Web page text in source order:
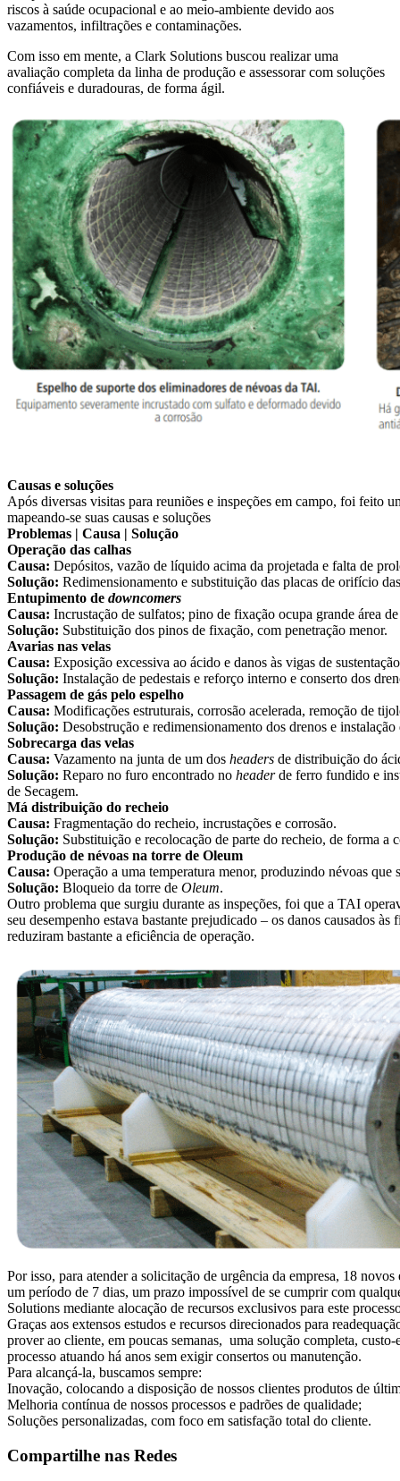
riscos à saúde ocupacional e ao meio-ambiente devido aos
vazamentos, infiltrações e contaminações.
Com isso em mente, a Clark Solutions buscou realizar uma
avaliação completa da linha de produção e assessorar com soluções
confiáveis e duradouras, de forma ágil.
Causas e soluções
Após diversas visitas para reuniões e inspeções em campo, foi feito
mapeando-se suas causas e soluções
Problemas | Causa | Solução
Operação das calhas
Causa: Depósitos, vazão de líquido acima da projetada e falta de
Solução: Redimensionamento e substituição das placas de orifício
Entupimento de downcomers
Causa: Incrustação de sulfatos; pino de fixação ocupa grande área
Solução: Substituição dos pinos de fixação, com penetração menor.
Avarias nas velas
Causa: Exposição excessiva ao ácido e danos às vigas de
Solução: Instalação de pedestais e reforço interno e conserto dos
Passagem de gás pelo espelho
Causa: Modificações estruturais, corrosão acelerada, remoção de
Solução: Desobstrução e redimensionamento dos drenos e
Sobrecarga das velas
Causa: Vazamento na junta de um dos headers de distribuição do
Solução: Reparo no furo encontrado no headerde ferro fundido e
de Secagem.
Má distribuição do recheio
Causa: Fragmentação do recheio, incrustações e corrosão.
Solução: Substituição e recolocação de parte do recheio, de forma a
Produção de névoas na torre de Oleum
Causa: Operação a uma temperatura menor, produzindo névoas que
Solução: Bloqueio da torre de Oleum.
Outro problema que surgiu durante as inspeções, foi que a TAI
seu desempenho estava bastante prejudicado – os danos causados
reduziram bastante a eficiência de operação.
Por isso, para atender a solicitação de urgência da empresa, 18
um período de 7 dias, um prazo impossível de se cumprir com
Solutions mediante alocação de recursos exclusivos para este
Graças aos extensos estudos e recursos direcionados para
prover ao cliente, em poucas semanas, uma solução completa,
processo atuando há anos sem exigir consertos ou manutenção.
Para alcançá-la, buscamos sempre:
Inovação, colocando a disposição de nossos clientes produtos de
Melhoria contínua de nossos processos e padrões de qualidade;
Soluções personalizadas, com foco em satisfação total do cliente.
Compartilhe nas Redes